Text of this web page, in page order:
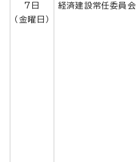
7日
（金曜日）
経済建設常任委員会